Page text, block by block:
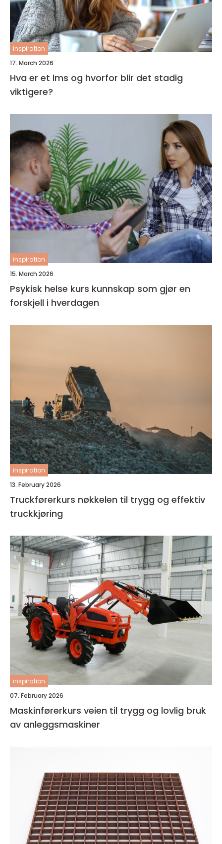
inspiration
17. March 2026
Hva er et lms og hvorfor blir det stadig
viktigere?
inspiration
15. March 2026
Psykisk helse kurs kunnskap som gjør en
forskjell i hverdagen
inspiration
13. February 2026
Truckførerkurs nøkkelen til trygg og effektiv
truckkjøring
inspiration
07. February 2026
Maskinførerkurs veien til trygg og lovlig bruk
av anleggsmaskiner